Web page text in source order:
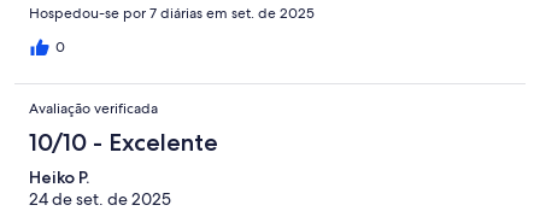
Hospedou-se por 7 diárias em set. de 2025
0
Avaliação verificada
10/10 - Excelente
Heiko P.
24 de set. de 2025